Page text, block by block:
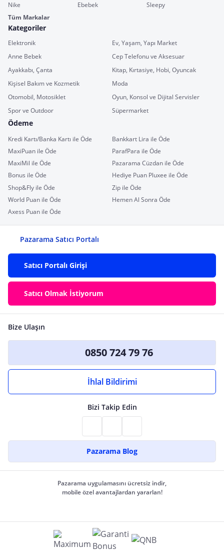
Nike
Ebebek
Sleepy
Tüm Markalar
Kategoriler
Elektronik
Ev, Yaşam, Yapı Market
Anne Bebek
Cep Telefonu ve Aksesuar
Ayakkabı, Çanta
Kitap, Kırtasiye, Hobi, Oyuncak
Kişisel Bakım ve Kozmetik
Moda
Otomobil, Motosiklet
Oyun, Konsol ve Dijital Servisler
Spor ve Outdoor
Süpermarket
Ödeme
Kredi Kartı/Banka Kartı ile Öde
Bankkart Lira ile Öde
MaxiPuan ile Öde
ParafPara ile Öde
MaxiMil ile Öde
Pazarama Cüzdan ile Öde
Bonus ile Öde
Hediye Puan Pluxee ile Öde
Shop&Fly ile Öde
Zip ile Öde
World Puan ile Öde
Hemen Al Sonra Öde
Axess Puan ile Öde
Pazarama Satıcı Portalı
Satıcı Portalı Girişi
Satıcı Olmak İstiyorum
Bize Ulaşın
0850 724 79 76
İhlal Bildirimi
Bizi Takip Edin
Pazarama Blog
Pazarama uygulamasını ücretsiz indir,
mobile özel avantajlardan yararlan!